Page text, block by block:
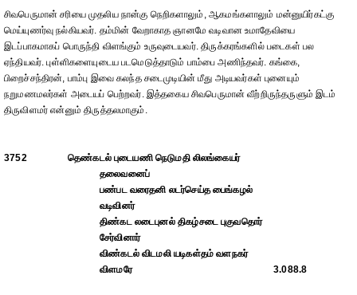
சிவபெருமான் சரியை முதலிய நான்கு நெறிகளாலும், ஆகமங்களாலும் மன்னுயிர்கட்கு
மெய்யுணர்வு நல்கியவர். தம்மின் வேறாகாத ஞானமே வடிவான உமாதேவியை
இடப்பாகமாகப் பொருந்தி விளங்கும் உருவுடையவர். திருக்கரங்களில் படைகள் பல
ஏந்தியவர். புள்ளிகளையுடைய படமெடுத்தாடும் பாம்பை அணிந்தவர். கங்கை,
பிறைச்சந்திரன், பாம்பு இவை கலந்த சடைமுடியின் மீது அடியவர்கள் புனையும்
நறுமணமலர்கள் அடையப் பெற்றவர். இத்தகைய சிவபெருமான் வீற்றிருந்தருளும் இடம்
திருவிளமர் என்னும் திருத்தலமாகும்.
3752
தெண்கடல் புடையணி நெடுமதி லிலங்கையர்
தலைவனைப்
பண்பட வரைதனி லடர்செய்த பைங்கழல்
வடிவினர்
திண்கட லடைபுனல் திகழ்சடை புகுவதொர்
சேர்வினார்
விண்கடல் விடமலி யடிகள்தம் வளநகர்
விளமரே
3.088.8